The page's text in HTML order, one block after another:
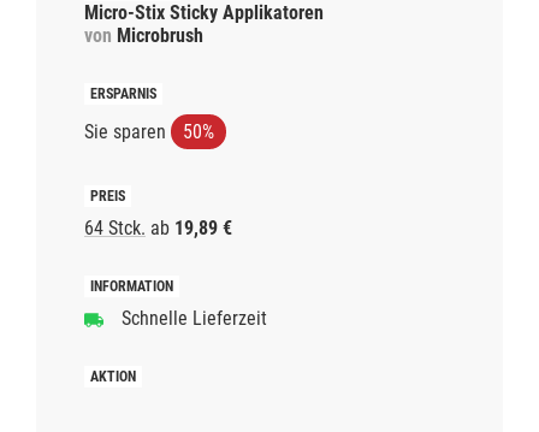
Micro-Stix Sticky Applikatoren
von Microbrush
Sie sparen 50%
64 Stck. ab 19,89 €
Schnelle Lieferzeit